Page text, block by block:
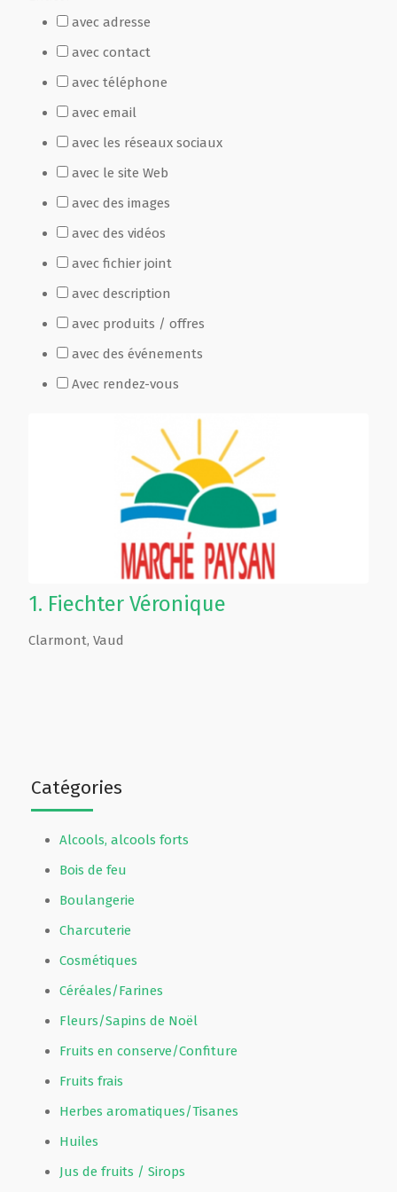
Catégories
Alcools, alcools forts
Bois de feu
Boulangerie
Charcuterie
Cosmétiques
Céréales/Farines
Fleurs/Sapins de Noël
Fruits en conserve/Confiture
Fruits frais
Herbes aromatiques/Tisanes
Huiles
Jus de fruits / Sirops
avec adresse
avec contact
avec téléphone
avec email
avec les réseaux sociaux
avec le site Web
avec des images
avec des vidéos
avec fichier joint
avec description
avec produits / offres
avec des événements
Avec rendez-vous
1. Fiechter Véronique
Clarmont, Vaud
Fête Marché Paysan
Partenaires